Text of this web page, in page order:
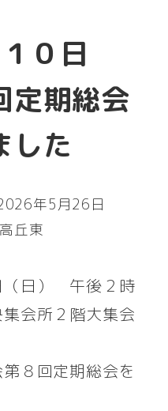
０日
定期総会
した
日
年5月26日
リー
高丘東
（日） 午後２時
会所２階大集会
８回定期総会を